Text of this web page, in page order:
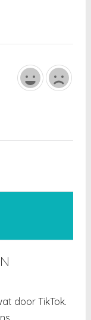
door TikTok.